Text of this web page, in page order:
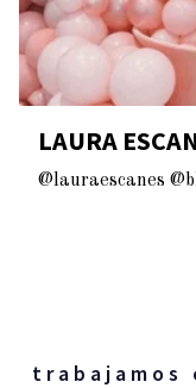
LAURA
@lauraescanes
trabajamos